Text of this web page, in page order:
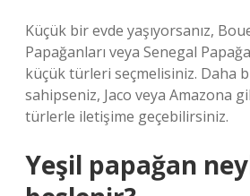
Küçük bir evde yaşıyorsanız,
Papağanları veya Senegal
küçük türleri seçmelisiniz. Daha
sahipseniz, Jaco veya Amazona
türlerle iletişime geçebilirsiniz.
Yeşil papağan